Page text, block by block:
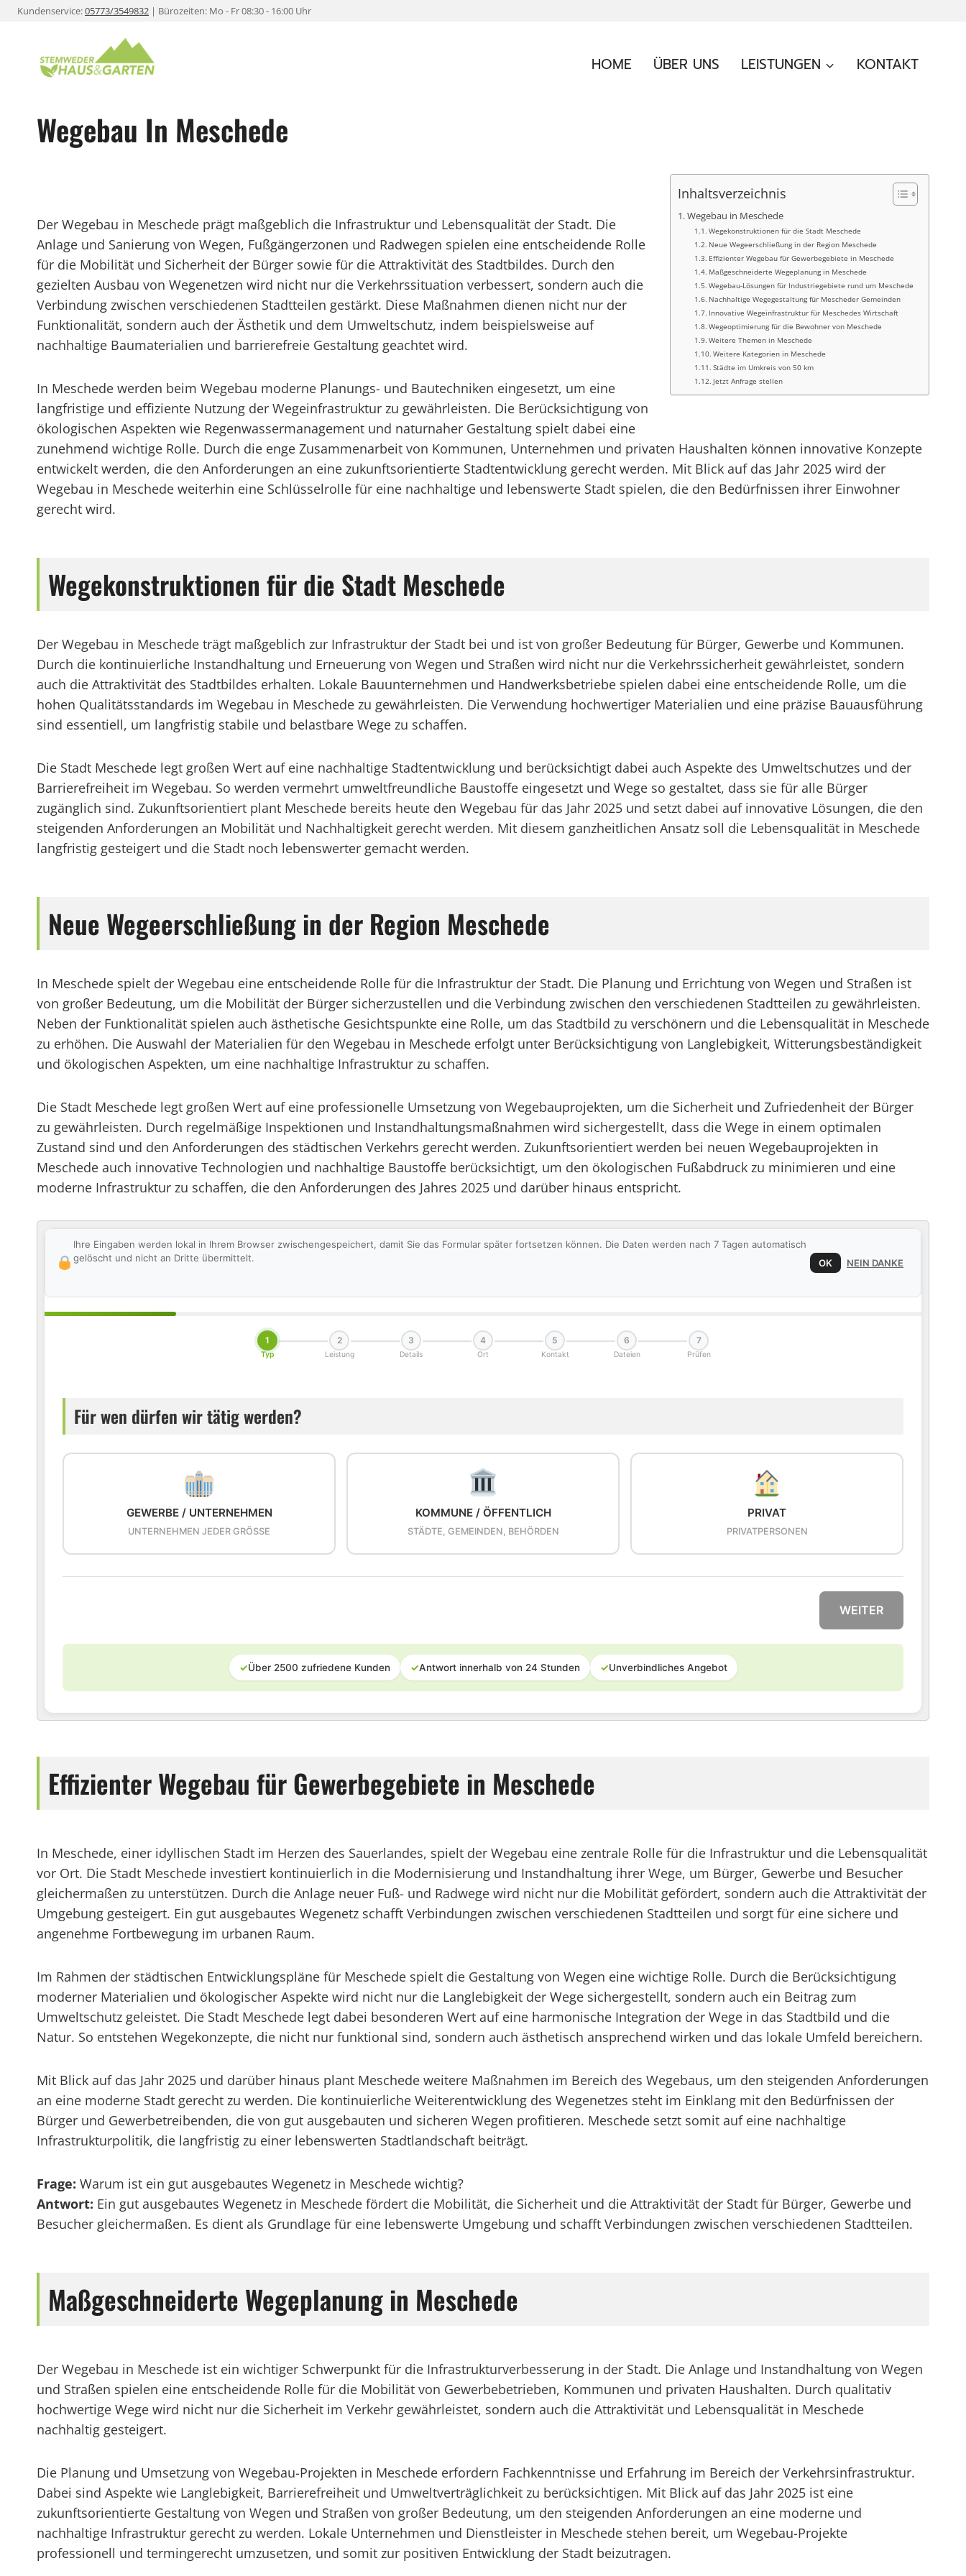
ZumKundenservice:05773/3549832 | Bürozeiten: Mo - Fr 08:30 - 16:00 Uhr
HOME ÜBER UNS LEISTUNGEN KONTAKT
Wegebau In Meschede
Inhaltsverzeichnis
Wegebau in Meschede
Wegekonstruktionen für die Stadt Meschede
Neue Wegeerschließung in der Region Meschede
Effizienter Wegebau für Gewerbegebiete in Meschede
Maßgeschneiderte Wegeplanung in Meschede
Wegebau-Lösungen für Industriegebiete rund um Meschede
Nachhaltige Wegegestaltung für Mescheder Gemeinden
Innovative Wegeinfrastruktur für Meschedes Wirtschaft
Wegeoptimierung für die Bewohner von Meschede
Weitere Themen in Meschede
Weitere Kategorien in Meschede
Städte im Umkreis von 50 km
Jetzt Anfrage stellen
Der Wegebau in Meschede prägt maßgeblich die Infrastruktur und Lebensqualität der Stadt. Die
Anlage und Sanierung von Wegen, Fußgängerzonen und Radwegen spielen eine entscheidende Rolle
für die Mobilität und Sicherheit der Bürger sowie für die Attraktivität des Stadtbildes. Durch den
gezielten Ausbau von Wegenetzen wird nicht nur die Verkehrssituation verbessert, sondern auch die
Verbindung zwischen verschiedenen Stadtteilen gestärkt. Diese Maßnahmen dienen nicht nur der
Funktionalität, sondern auch der Ästhetik und dem Umweltschutz, indem beispielsweise auf
nachhaltige Baumaterialien und barrierefreie Gestaltung geachtet wird.
In Meschede werden beim Wegebau moderne Planungs- und Bautechniken eingesetzt, um eine
langfristige und effiziente Nutzung der Wegeinfrastruktur zu gewährleisten. Die Berücksichtigung von
ökologischen Aspekten wie Regenwassermanagement und naturnaher Gestaltung spielt dabei eine
zunehmend wichtige Rolle. Durch die enge Zusammenarbeit von Kommunen, Unternehmen und privaten Haushalten können innovative Konzepte
entwickelt werden, die den Anforderungen an eine zukunftsorientierte Stadtentwicklung gerecht werden. Mit Blick auf das Jahr 2025 wird der
Wegebau in Meschede weiterhin eine Schlüsselrolle für eine nachhaltige und lebenswerte Stadt spielen, die den Bedürfnissen ihrer Einwohner
gerecht wird.
Wegekonstruktionen für die Stadt Meschede
Der Wegebau in Meschede trägt maßgeblich zur Infrastruktur der Stadt bei und ist von großer Bedeutung für Bürger, Gewerbe und Kommunen.
Durch die kontinuierliche Instandhaltung und Erneuerung von Wegen und Straßen wird nicht nur die Verkehrssicherheit gewährleistet, sondern
auch die Attraktivität des Stadtbildes erhalten. Lokale Bauunternehmen und Handwerksbetriebe spielen dabei eine entscheidende Rolle, um die
hohen Qualitätsstandards im Wegebau in Meschede zu gewährleisten. Die Verwendung hochwertiger Materialien und eine präzise Bauausführung
sind essentiell, um langfristig stabile und belastbare Wege zu schaffen.
Die Stadt Meschede legt großen Wert auf eine nachhaltige Stadtentwicklung und berücksichtigt dabei auch Aspekte des Umweltschutzes und der
Barrierefreiheit im Wegebau. So werden vermehrt umweltfreundliche Baustoffe eingesetzt und Wege so gestaltet, dass sie für alle Bürger
zugänglich sind. Zukunftsorientiert plant Meschede bereits heute den Wegebau für das Jahr 2025 und setzt dabei auf innovative Lösungen, die den
steigenden Anforderungen an Mobilität und Nachhaltigkeit gerecht werden. Mit diesem ganzheitlichen Ansatz soll die Lebensqualität in Meschede
langfristig gesteigert und die Stadt noch lebenswerter gemacht werden.
Neue Wegeerschließung in der Region Meschede
In Meschede spielt der Wegebau eine entscheidende Rolle für die Infrastruktur der Stadt. Die Planung und Errichtung von Wegen und Straßen ist
von großer Bedeutung, um die Mobilität der Bürger sicherzustellen und die Verbindung zwischen den verschiedenen Stadtteilen zu gewährleisten.
Neben der Funktionalität spielen auch ästhetische Gesichtspunkte eine Rolle, um das Stadtbild zu verschönern und die Lebensqualität in Meschede
zu erhöhen. Die Auswahl der Materialien für den Wegebau in Meschede erfolgt unter Berücksichtigung von Langlebigkeit, Witterungsbeständigkeit
und ökologischen Aspekten, um eine nachhaltige Infrastruktur zu schaffen.
Die Stadt Meschede legt großen Wert auf eine professionelle Umsetzung von Wegebauprojekten, um die Sicherheit und Zufriedenheit der Bürger
zu gewährleisten. Durch regelmäßige Inspektionen und Instandhaltungsmaßnahmen wird sichergestellt, dass die Wege in einem optimalen
Zustand sind und den Anforderungen des städtischen Verkehrs gerecht werden. Zukunftsorientiert werden bei neuen Wegebauprojekten in
Meschede auch innovative Technologien und nachhaltige Baustoffe berücksichtigt, um den ökologischen Fußabdruck zu minimieren und eine
moderne Infrastruktur zu schaffen, die den Anforderungen des Jahres 2025 und darüber hinaus entspricht.
Ihre Eingaben werden lokal in Ihrem Browser zwischengespeichert, damit Sie das Formular später fortsetzen können. Die Daten werden nach 7 Tagen automatisch
gelöscht und nicht an Dritte übermittelt.
OK NEIN DANKE
1
Typ
2
Leistung
3
Details
4
Ort
5
Kontakt
6
Dateien
7
Prüfen
Für wen dürfen wir tätig werden?
GEWERBE / UNTERNEHMEN
UNTERNEHMEN JEDER GRÖSSE
KOMMUNE / ÖFFENTLICH
STÄDTE, GEMEINDEN, BEHÖRDEN
PRIVAT
PRIVATPERSONEN
WEITER
✓Über 2500 zufriedene Kunden ✓Antwort innerhalb von 24 Stunden ✓Unverbindliches Angebot
Effizienter Wegebau für Gewerbegebiete in Meschede
In Meschede, einer idyllischen Stadt im Herzen des Sauerlandes, spielt der Wegebau eine zentrale Rolle für die Infrastruktur und die Lebensqualität
vor Ort. Die Stadt Meschede investiert kontinuierlich in die Modernisierung und Instandhaltung ihrer Wege, um Bürger, Gewerbe und Besucher
gleichermaßen zu unterstützen. Durch die Anlage neuer Fuß- und Radwege wird nicht nur die Mobilität gefördert, sondern auch die Attraktivität der
Umgebung gesteigert. Ein gut ausgebautes Wegenetz schafft Verbindungen zwischen verschiedenen Stadtteilen und sorgt für eine sichere und
angenehme Fortbewegung im urbanen Raum.
Im Rahmen der städtischen Entwicklungspläne für Meschede spielt die Gestaltung von Wegen eine wichtige Rolle. Durch die Berücksichtigung
moderner Materialien und ökologischer Aspekte wird nicht nur die Langlebigkeit der Wege sichergestellt, sondern auch ein Beitrag zum
Umweltschutz geleistet. Die Stadt Meschede legt dabei besonderen Wert auf eine harmonische Integration der Wege in das Stadtbild und die
Natur. So entstehen Wegekonzepte, die nicht nur funktional sind, sondern auch ästhetisch ansprechend wirken und das lokale Umfeld bereichern.
Mit Blick auf das Jahr 2025 und darüber hinaus plant Meschede weitere Maßnahmen im Bereich des Wegebaus, um den steigenden Anforderungen
an eine moderne Stadt gerecht zu werden. Die kontinuierliche Weiterentwicklung des Wegenetzes steht im Einklang mit den Bedürfnissen der
Bürger und Gewerbetreibenden, die von gut ausgebauten und sicheren Wegen profitieren. Meschede setzt somit auf eine nachhaltige
Infrastrukturpolitik, die langfristig zu einer lebenswerten Stadtlandschaft beiträgt.
Frage: Warum ist ein gut ausgebautes Wegenetz in Meschede wichtig?
Antwort: Ein gut ausgebautes Wegenetz in Meschede fördert die Mobilität, die Sicherheit und die Attraktivität der Stadt für Bürger, Gewerbe und
Besucher gleichermaßen. Es dient als Grundlage für eine lebenswerte Umgebung und schafft Verbindungen zwischen verschiedenen Stadtteilen.
Maßgeschneiderte Wegeplanung in Meschede
Der Wegebau in Meschede ist ein wichtiger Schwerpunkt für die Infrastrukturverbesserung in der Stadt. Die Anlage und Instandhaltung von Wegen
und Straßen spielen eine entscheidende Rolle für die Mobilität von Gewerbebetrieben, Kommunen und privaten Haushalten. Durch qualitativ
hochwertige Wege wird nicht nur die Sicherheit im Verkehr gewährleistet, sondern auch die Attraktivität und Lebensqualität in Meschede
nachhaltig gesteigert.
Die Planung und Umsetzung von Wegebau-Projekten in Meschede erfordern Fachkenntnisse und Erfahrung im Bereich der Verkehrsinfrastruktur.
Dabei sind Aspekte wie Langlebigkeit, Barrierefreiheit und Umweltverträglichkeit zu berücksichtigen. Mit Blick auf das Jahr 2025 ist eine
zukunftsorientierte Gestaltung von Wegen und Straßen von großer Bedeutung, um den steigenden Anforderungen an eine moderne und
nachhaltige Infrastruktur gerecht zu werden. Lokale Unternehmen und Dienstleister in Meschede stehen bereit, um Wegebau-Projekte
professionell und termingerecht umzusetzen, und somit zur positiven Entwicklung der Stadt beizutragen.